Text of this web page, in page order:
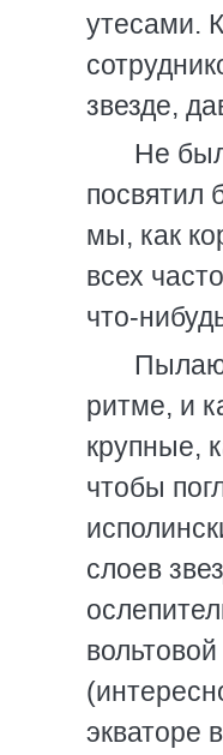
утесами.
звезде,
Не
посвятил
мы, как
всех
что-
ритме, и
крупные,
чтобы
слоев
экваторе